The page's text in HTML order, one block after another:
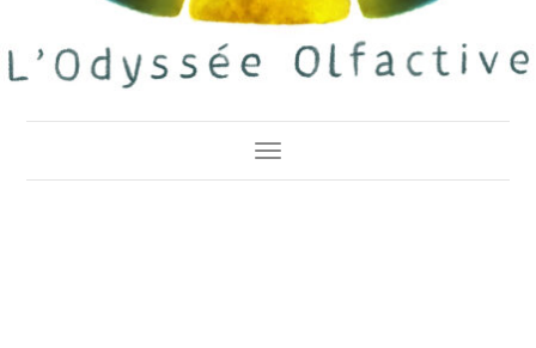
Toggle Navigation